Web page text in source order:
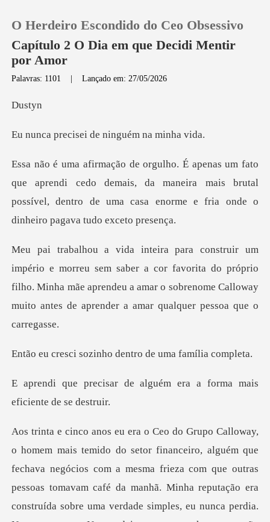
Histórico
O Herdeiro Escondido do Ceo Obsessivo
Capítulo 2 O Dia em que Decidi Mentir
por Amor
Palavras: 1101 |Lançado em: 27/05/2026
st
sei de ninguém
di cedo demais, da maneira mais brutal
possível, dentro de uma
ber a cor favorita do próprio
filho. Minha mãe aprendeu a amar o sobrenome
zinho dentro de um
alguém era a forma mais
negócios com a mesma frieza com que outras
pessoas tomavam café da manhã. Minha reputação era
construída sobre uma